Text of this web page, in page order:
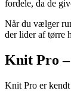
fordele, da de
Når du vælger
der lider af tørre
Knit Pro
Knit Pro er kendt